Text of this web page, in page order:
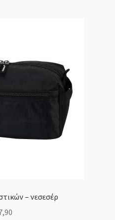
– νεσεσέρ